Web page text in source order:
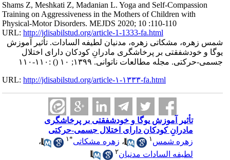
Shams Z, Meshkati Z, Madanian L. Yoga and Self-Compassion
Training on Aggressiveness in the Mothers of Children with
Physical-Motor Disorders. MEJDS 2020; 10 :110-110
URL:http://jdisabilstud.org/article-1-1333-fa.html
شمس زهره، مشکاتی زهره، مدنیان لطیفه السادات. تأثیر آموزش
یوگا و خودشفقتی بر پرخاشگری مادرانِ کودکان دارای اختلال
جسمی-حرکتی. مجله مطالعات ناتوانی. ۱۳۹۹; ۱۰
() :۱۱۰-۱۱۰
URL:http://jdisabilstud.org/article-۱-۱۳۳۳-fa.html
تأثیر آموزش یوگا و خودشفقتی بر پرخاشگری
مادرانِ کودکان دارای اختلال جسمی-حرکتی
زهره شمس
،زهره مشکاتی ۱
،
لطیفه السادات مدنیان ۲